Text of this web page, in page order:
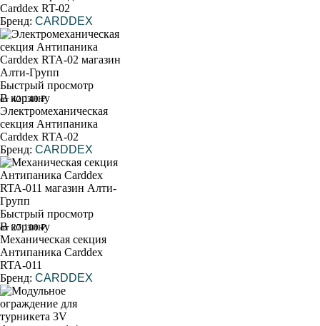
Carddex RT-02
Бренд: CARDDEX
Быстрый просмотр
В корзину
от 42 140 ₽
Электромеханическая
секция Антипаника
Carddex RTA-02
Бренд: CARDDEX
Быстрый просмотр
В корзину
от 27 100 ₽
Механическая секция
Антипаника Carddex
RTA-011
Бренд: CARDDEX